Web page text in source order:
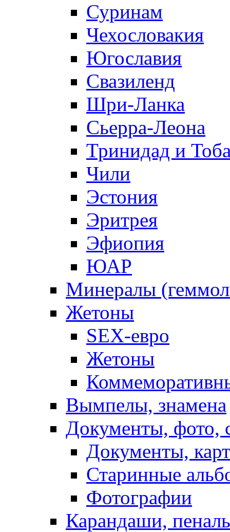
Суринам
Чехословакия
Югославия
Свазиленд
Шри-Ланка
Сьерра-Леона
Тринидад и
Чили
Эстония
Эритрея
Эфиопия
ЮАР
Минералы
Жетоны
SEX-eвро
Жетоны
Вымпелы, знамена
Документы, фото,
Документы,
Старинные
Фотографии
Карандаши,